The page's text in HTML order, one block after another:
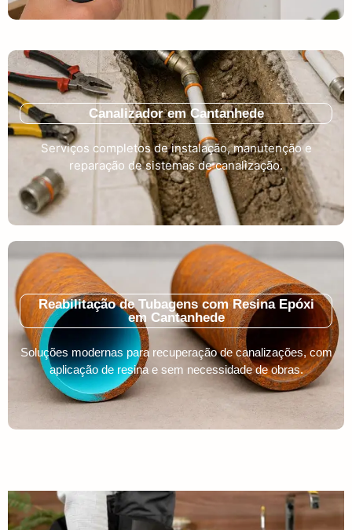
Canalizador em Cantanhede
Serviços completos de instalação, manutenção e
reparação de sistemas de canalização.
Reabilitação de Tubagens com Resina Epóxi
em Cantanhede
Soluções modernas para recuperação de canalizações, com
aplicação de resina e sem necessidade de obras.